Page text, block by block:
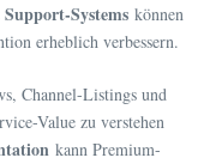
Systems können
erheblich verbessern.
Channel-Listings und
Value zu verstehen
kann Premium-